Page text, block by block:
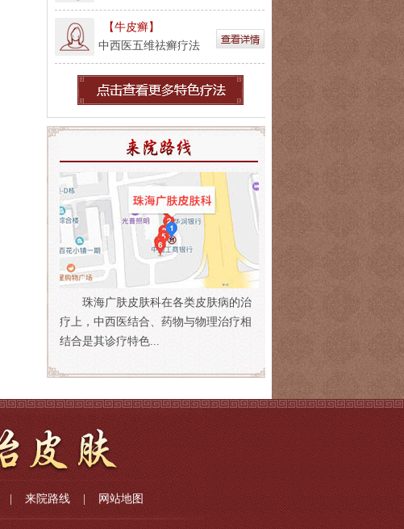
【牛皮癣】
中西医五维祛癣疗法
珠海广肤皮肤科在各类皮肤病的治
疗上，中西医结合、药物与物理治疗相
结合是其诊疗特色...
来院路线 网站地图